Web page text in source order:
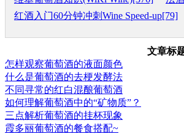
红酒入门60分钟冲刺Wine Speed-up[79]
文章标
怎样观察葡萄酒的液面颜色
什么是葡萄酒的去梗发酵法
不同寻常的红白混酿葡萄酒
如何理解葡萄酒中的“矿物质”？
三点解析葡萄酒的挂杯现象
霞多丽葡萄酒的餐食搭配~